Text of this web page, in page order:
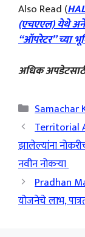
Also Read (
(एचएएल) येथे
“ऑपरेटर” च्या
अधिक
Categories
Samachar
Territorial
झालेल्यांना
नवीन नोकऱ्या
Pradhan
योजनेचे लाभ,